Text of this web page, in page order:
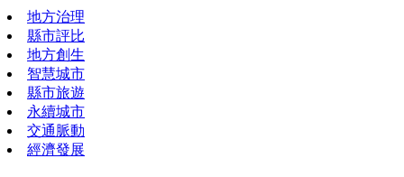
地方治理
縣市評比
地方創生
智慧城市
縣市旅遊
永續城市
交通脈動
經濟發展